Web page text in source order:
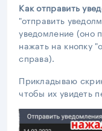
Как отправить
"отправить
уведомление (оно
нажать на кнопку
справа).
Прикладываю
чтобы их увидеть